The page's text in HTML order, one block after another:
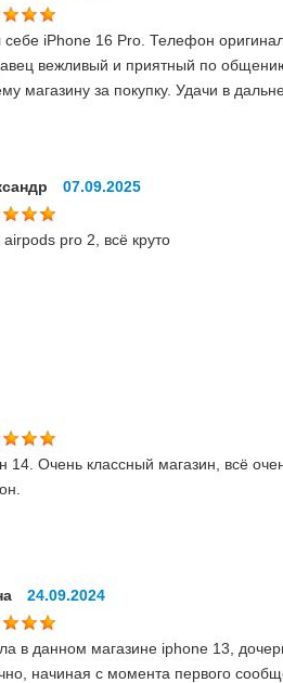
себе iPhone 16 Pro. Телефон
вежливый и приятный по
магазину за покупку. Удачи в
07.09.2025
pro 2, всё круто
Очень классный магазин, всё
24.09.2024
в данном магазине iphone 13,
начиная с момента первого